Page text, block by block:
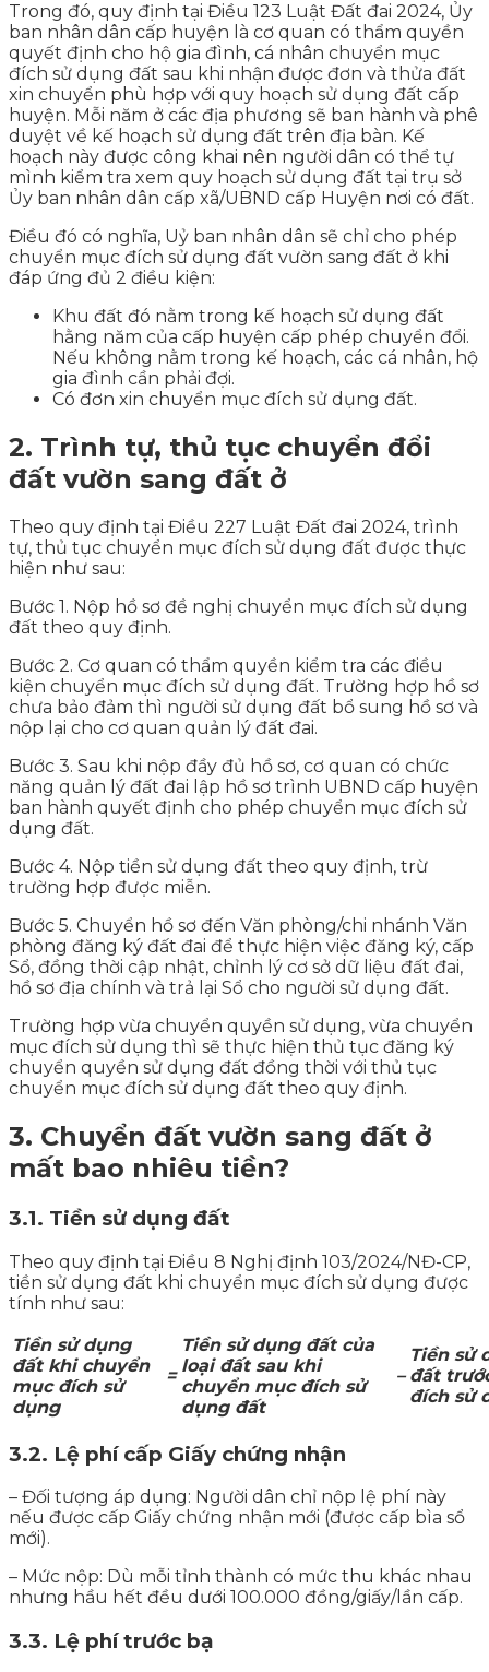
Trong đó, quy định tại Điều 123 Luật Đất đai 2024, Ủy
ban nhân dân cấp huyện là cơ quan có thẩm quyền
quyết định cho hộ gia đình, cá nhân chuyển mục
đích sử dụng đất sau khi nhận được đơn và thửa đất
xin chuyển phù hợp với quy hoạch sử dụng đất cấp
huyện. Mỗi năm ở các địa phương sẽ ban hành và phê
duyệt về kế hoạch sử dụng đất trên địa bàn. Kế
hoạch này được công khai nên người dân có thể tự
mình kiểm tra xem quy hoạch sử dụng đất tại trụ sở
Ủy ban nhân dân cấp xã/UBND cấp Huyện nơi có đất.
Điều đó có nghĩa, Uỷ ban nhân dân sẽ chỉ cho phép
chuyển mục đích sử dụng đất vườn sang đất ở khi
đáp ứng đủ 2 điều kiện:
Khu đất đó nằm trong kế hoạch sử dụng đất
hằng năm của cấp huyện cấp phép chuyển đổi.
Nếu không nằm trong kế hoạch, các cá nhân, hộ
gia đình cần phải đợi.
Có đơn xin chuyển mục đích sử dụng đất.
2. Trình tự, thủ tục chuyển đổi
đất vườn sang đất ở
Theo quy định tại Điều 227 Luật Đất đai 2024, trình
tự, thủ tục chuyển mục đích sử dụng đất được thực
hiện như sau:
Bước 1. Nộp hồ sơ đề nghị chuyển mục đích sử dụng
đất theo quy định.
Bước 2. Cơ quan có thẩm quyền kiểm tra các điều
kiện chuyển mục đích sử dụng đất. Trường hợp hồ sơ
chưa bảo đảm thì người sử dụng đất bổ sung hồ sơ và
nộp lại cho cơ quan quản lý đất đai.
Bước 3. Sau khi nộp đầy đủ hồ sơ, cơ quan có chức
năng quản lý đất đai lập hồ sơ trình UBND cấp huyện
ban hành quyết định cho phép chuyển mục đích sử
dụng đất.
Bước 4. Nộp tiền sử dụng đất theo quy định, trừ
trường hợp được miễn.
Bước 5. Chuyển hồ sơ đến Văn phòng/chi nhánh Văn
phòng đăng ký đất đai để thực hiện việc đăng ký, cấp
Sổ, đồng thời cập nhật, chỉnh lý cơ sở dữ liệu đất đai,
hồ sơ địa chính và trả lại Sổ cho người sử dụng đất.
Trường hợp vừa chuyển quyền sử dụng, vừa chuyển
mục đích sử dụng thì sẽ thực hiện thủ tục đăng ký
chuyển quyền sử dụng đất đồng thời với thủ tục
chuyển mục đích sử dụng đất theo quy định.
3. Chuyển đất vườn sang đất ở
mất bao nhiêu tiền?
3.1. Tiền sử dụng đất
Theo quy định tại Điều 8 Nghị định 103/2024/NĐ-CP,
tiền sử dụng đất khi chuyển mục đích sử dụng được
tính như sau:
Tiền sử dụng
đất khi chuyển
mục đích sử
dụng
=
Tiền sử dụng đất của
loại đất sau khi
chuyển mục đích sử
dụng đất
–
Tiền sử
đất
đích sử
3.2. Lệ phí cấp Giấy chứng nhận
– Đối tượng áp dụng: Người dân chỉ nộp lệ phí này
nếu được cấp Giấy chứng nhận mới (được cấp bìa sổ
mới).
– Mức nộp: Dù mỗi tỉnh thành có mức thu khác nhau
nhưng hầu hết đều dưới 100.000 đồng/giấy/lần cấp.
3.3. Lệ phí trước bạ